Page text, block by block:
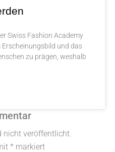
Swiss Fashion Academy
und das
zu prägen, weshalb
nicht veröffentlicht.
* markiert